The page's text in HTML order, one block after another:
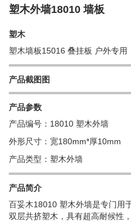
塑木外墙18010 墙板
塑木
塑木墙板15016 叠挂板 户外专用
产品截图图
产品参数
产品编号：18010 塑木外墙
外形尺寸：宽180mm*厚10mm
产品类型：塑木外墙
产品简介
百妥木18010 塑木外墙是专门用
双层共挤塑木，具有超高耐候性